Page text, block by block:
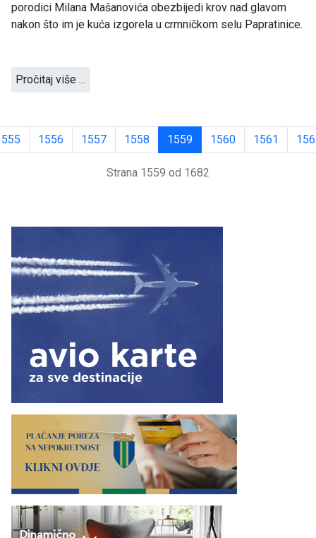
porodici Milana Mašanovića obezbijedi krov nad glavom
nakon što im je kuća izgorela u crmničkom selu Papratinice.
Pročitaj više …
1556 1557 1558 1559 1560 1561
Strana 1559 od 1682